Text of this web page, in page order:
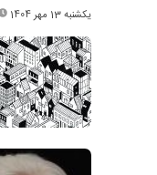
یکشنبه 13 مهر 1404